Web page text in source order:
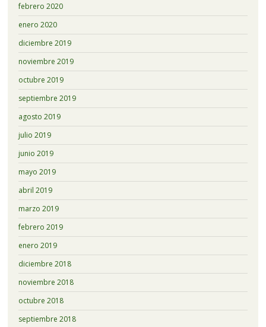
febrero 2020
enero 2020
diciembre 2019
noviembre 2019
octubre 2019
septiembre 2019
agosto 2019
julio 2019
junio 2019
mayo 2019
abril 2019
marzo 2019
febrero 2019
enero 2019
diciembre 2018
noviembre 2018
octubre 2018
septiembre 2018